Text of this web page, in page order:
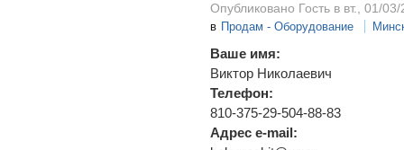
Опубликовано Гость в вт., 01/
в Продам - Оборудование
Ваше имя:
Виктор Николаевич
Телефон:
810-375-29-504-88-83
Адрес e-mail: